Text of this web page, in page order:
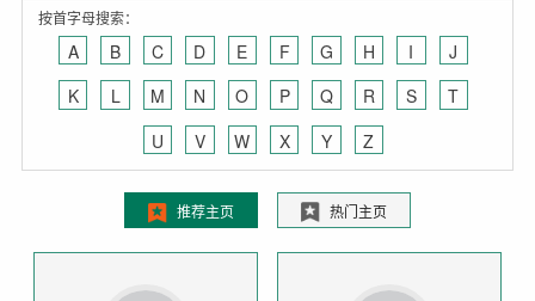
按首字母搜索：
A B C D E F G H I
J
K
L M N O P Q R S
T
U
V W X Y Z
推荐主页 热门主页